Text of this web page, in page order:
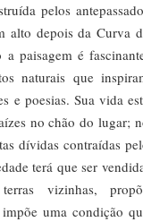
pelos
alto depois da Curva
paisagem é
naturais que
e poesias. Sua vida
no chão do lugar;
dívidas contraídas
terá que ser
vizinhas,
uma condição